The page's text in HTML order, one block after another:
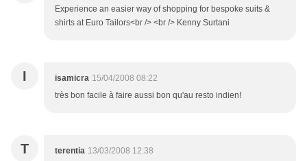
Experience an easier way of shopping for bespoke suits &
shirts at Euro Tailors<br /> <br /> Kenny Surtani
I isamicra 15/04/2008 08:22
très bon facile à faire aussi bon qu'au resto indien!
T terentia 13/03/2008 12:38